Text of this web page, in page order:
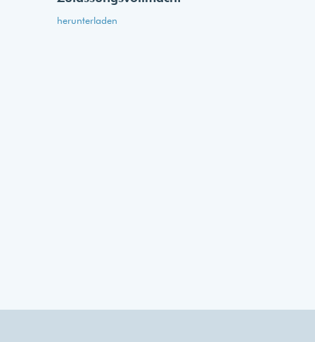
herunterladen